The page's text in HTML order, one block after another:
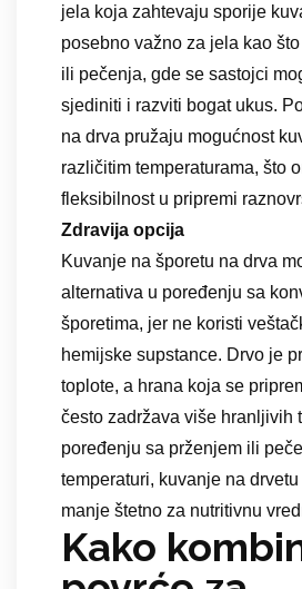
jela koja zahtevaju sporije
posebno važno za jela kao
ili pečenja, gde se sastojci
sjediniti i razviti bogat ukus.
na drva pružaju mogućnost
različitim temperaturama, što
fleksibilnost u pripremi
Zdravija opcija
Kuvanje na šporetu na drva
alternativa u poređenju sa
šporetima, jer ne koristi
hemijske supstance. Drvo je
toplote, a hrana koja se
često zadržava više hranljivih
poređenju sa prženjem ili
temperaturi, kuvanje na
manje štetno za nutritivnu
Kako